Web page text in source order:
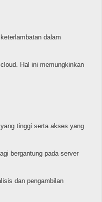
dalam
Hal ini memungkinkan
tinggi serta akses yang
bergantung pada server
dan pengambilan